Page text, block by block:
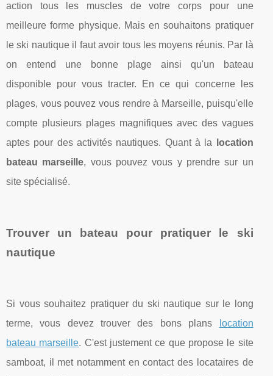
action tous les muscles de votre corps pour une
meilleure forme physique. Mais en souhaitons pratiquer
le ski nautique il faut avoir tous les moyens réunis. Par là
on entend une bonne plage ainsi qu'un bateau
disponible pour vous tracter. En ce qui concerne les
plages, vous pouvez vous rendre à Marseille, puisqu'elle
compte plusieurs plages magnifiques avec des vagues
aptes pour des activités nautiques. Quant à la
location
bateau marseille, vous pouvez vous y prendre sur un
site spécialisé.
Trouver un bateau pour pratiquer le ski
nautique
Si vous souhaitez pratiquer du ski nautique sur le long
terme, vous devez trouver des bons plans
location
bateau marseille. C'est justement ce que propose le site
samboat, il met notamment en contact des locataires de